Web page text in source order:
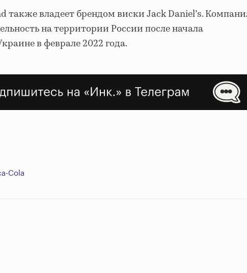
также владеет брендом виски Jack Daniel’s.
на территории России после начала
в феврале 2022 года.
Cola